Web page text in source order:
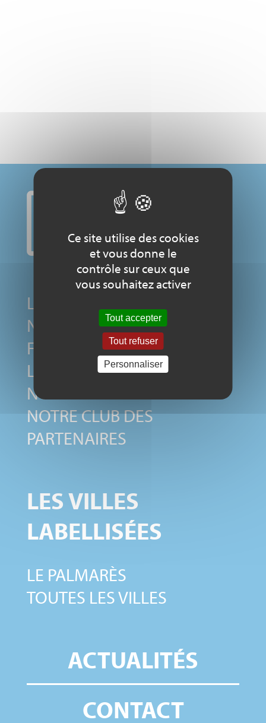
LE COMITÉ NATIONAL
NOS MEMBRES
FONDATEURS
LE LABEL
NOS SOUTIENS
NOTRE CLUB DES
PARTENAIRES
LES VILLES
LABELLISÉES
LE PALMARÈS
TOUTES LES VILLES
ACTUALITÉS
CONTACT
Ce site utilise des cookies
et vous donne le
contrôle sur ceux que
vous souhaitez activer
Tout accepter
Tout refuser
Personnaliser